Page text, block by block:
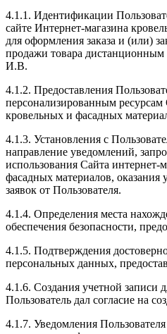
4.1.1. Идентификации
сайте Интернет-магазина
для оформления заказа и (или)
продажи товара
И.В.
4.1.2. Предоставления
персонализированным ресурсам
кровельных и фасадных
4.1.3. Установления с
направление уведомлений,
использования Сайта интернет-
фасадных материалов, оказания
заявок от Пользователя.
4.1.4. Определения места
обеспечения безопасности,
4.1.5. Подтверждения
персональных данных,
4.1.6. Создания учетной записи
Пользователь дал согласие на
4.1.7. Уведомления